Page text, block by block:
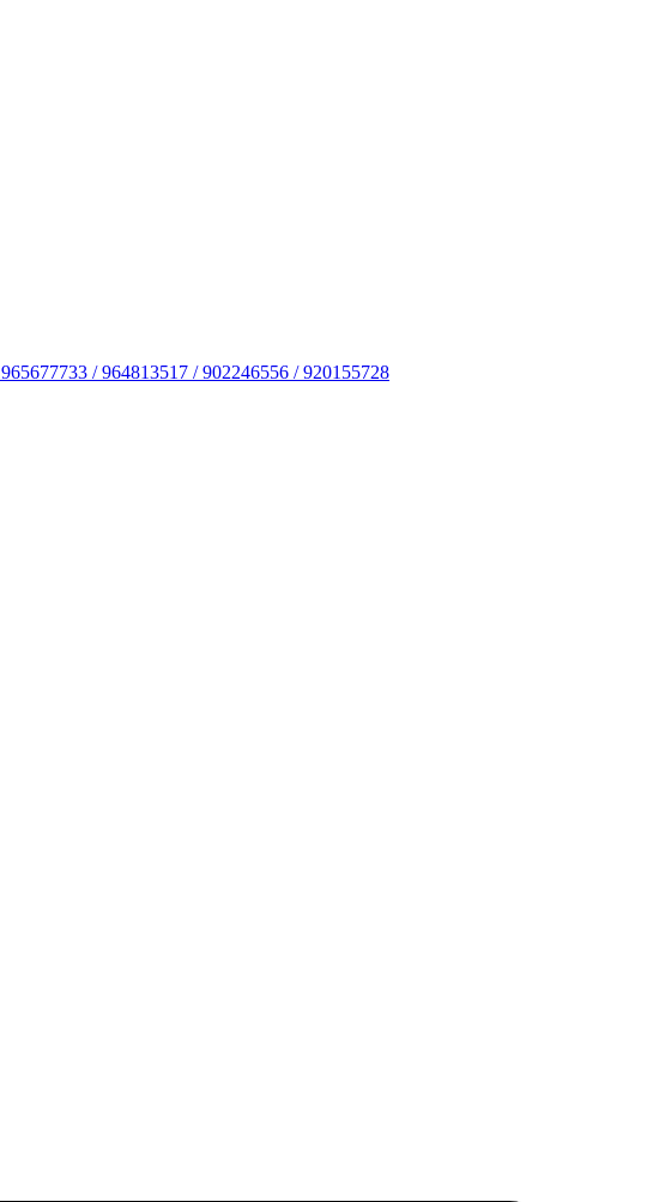
965677733 / 964813517 / 902246556 / 920155728